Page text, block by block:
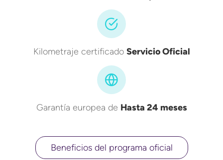
Kilometraje certificado Servicio Oficial
Garantía europea de Hasta 24 meses
Beneficios del programa oficial